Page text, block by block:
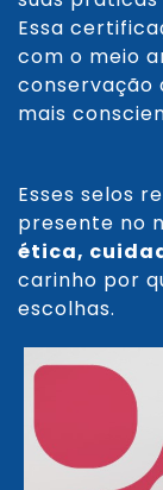
Essa
com o meio
conservação
mais
Esses selos
presente no
ética,
carinho por
escolhas.